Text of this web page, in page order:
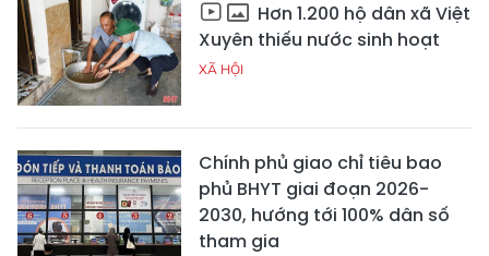
Hơn 1.200 hộ dân xã Việt
Xuyên thiếu nước sinh hoạt
XÃ HỘI
Chính phủ giao chỉ tiêu bao
phủ BHYT giai đoạn 2026-
2030, hướng tới 100% dân số
tham gia